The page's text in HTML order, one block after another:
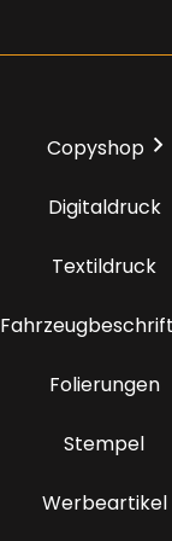
Copyshop
Digitaldruck
Textildruck
Folierungen
Stempel
Werbeartikel
Copyshop